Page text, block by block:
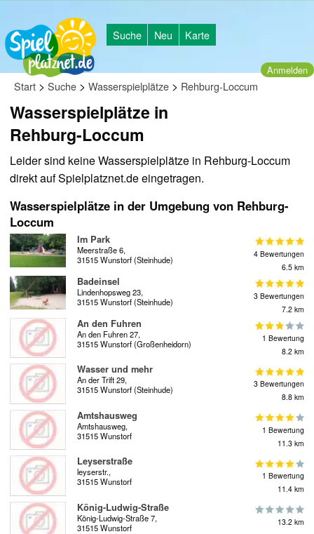
Suche Neu Karte
Anmelden
Start > Suche > Wasserspielplätze > Rehburg-Loccum
Wasserspielplätze in
Rehburg-Loccum
Leider sind keine Wasserspielplätze in Rehburg-Loccum
direkt auf Spielplatznet.de eingetragen.
Wasserspielplätze in der Umgebung von Rehburg-
Loccum
Im Park
Meerstraße 6,
31515 Wunstorf (Steinhude)
4 Bewertungen
6.5 km
Badeinsel
Lindenhopsweg 23,
31515 Wunstorf (Steinhude)
3 Bewertungen
7.2 km
An den Fuhren
An den Fuhren 27,
31515 Wunstorf (Großenheidorn)
1 Bewertung
8.2 km
Wasser und mehr
An der Trift 29,
31515 Wunstorf (Steinhude)
3 Bewertungen
8.8 km
Amtshausweg
Amtshausweg,
31515 Wunstorf
1 Bewertung
11.3 km
Leyserstraße
leyserstr.,
31515 Wunstorf
1 Bewertung
11.4 km
König-Ludwig-Straße
König-Ludwig-Straße 7,
31515 Wunstorf
13.2 km